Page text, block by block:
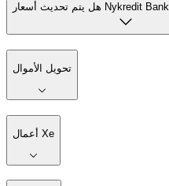
تحويل الأموال
أعمال Xe